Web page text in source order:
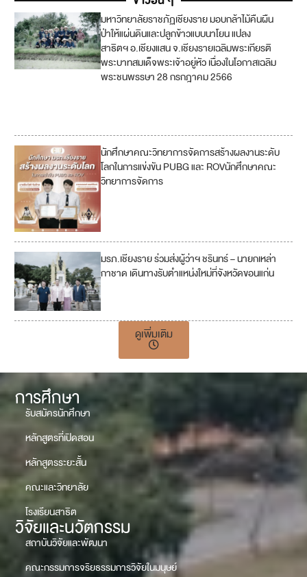
มหาวิทยาลัยราชภัฏเชียงราย มอบกล้าไม้คืนผืน
ป่าให้แผ่นดินและปลูกข้าวแบบนาโยน แปลง
สาธิตฯ อ.เชียงแสน จ.เชียงรายเฉลิมพระเกียรติ
พระบาทสมเด็จพระเจ้าอยู่หัว เนื่องในโอกาสเฉลิม
พระชนพรรษา 28 กรกฎาคม 2566
นักศึกษาคณะวิทยาการจัดการสร้างผลงานระดับ
โลกในการแข่งขัน PUBG และ ROVนักศึกษาคณะ
วิทยาการจัดการ
มรภ.เชียงราย ร่วมส่งผู้ว่าฯ ชรินทร์ – นายกเหล่า
กาชาด เดินทางรับตำแหน่งใหม่ที่จังหวัดขอนแก่น
ดูเพิ่มเติม
การศึกษา
รับสมัครนักศึกษา
หลักสูตรที่เปิดสอน
หลักสูตรระยะสั้น
คณะและวิทยาลัย
โรงเรียนสาธิต
วิจัยและนวัตกรรม
สถาบันวิจัยและพัฒนา
คณะกรรมการจริยธรรมการวิจัยในมนุษย์